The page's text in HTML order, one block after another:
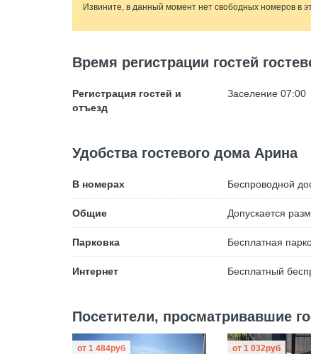
Извините, в данный момент нет свободных номеров в
Время регистрации гостей
Регистрация гостей и
отъезд
Заселение 07:00
Удобства гостевого дома Арина
В номерах Беспроводной
Общие Допускается
Парковка Бесплатная
Интернет Бесплатный
Посетители, просматривавшие
от 1 484руб от1 032руб